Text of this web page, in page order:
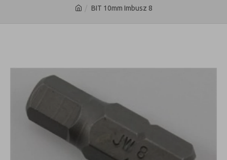
BIT 10mm Imbusz 8